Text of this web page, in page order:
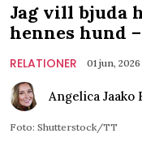
Jag vill bjuda
hennes hund
RELATIONER 01 jun, 2026
Angelica Jaako
Foto: Shutterstock/TT